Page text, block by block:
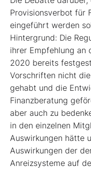
Provisionsverbot für
eingeführt werden
Hintergrund: Die
ihrer Empfehlung an
2020 bereits
Vorschriften nicht
gehabt und die
Finanzberatung
aber auch zu
in den einzelnen
Auswirkungen hätte
Auswirkungen der
Anreizsysteme auf